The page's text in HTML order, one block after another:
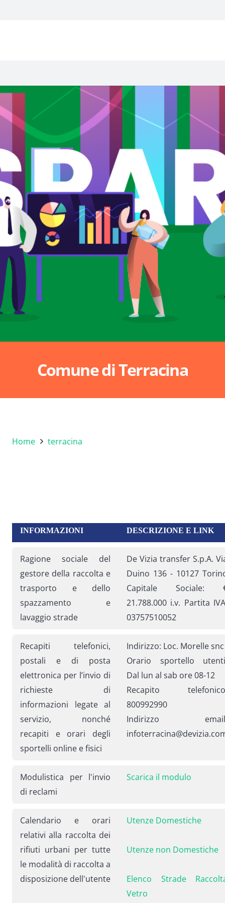
Comune di Terracina
Home terracina
INFORMAZIONI DESCRIZIONE E LINK
Ragione sociale del
gestore della raccolta e
trasporto e dello
spazzamento e
lavaggio strade
De Vizia transfer S.p.A.
Duino 136 - 10127
Capitale Sociale:
21.788.000 i.v. Partita
03757510052
Recapiti telefonici,
postali e di posta
elettronica per l’invio di
richieste di
informazioni legate al
servizio, nonché
recapiti e orari degli
sportelli online e fisici
Indirizzo: Loc. Morelle snc
Orario sportello
Dal lun al sab ore 08-12
Recapito
800992990
Indirizzo
Modulistica per l'invio
di reclami
Scarica il modulo
Calendario e orari
relativi alla raccolta dei
rifiuti urbani per tutte
le modalità di raccolta a
disposizione dell'utente
Utenze Domestiche
Utenze non Domestiche
Elenco Strade
Vetro